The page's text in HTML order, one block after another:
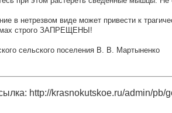
в нетрезвом виде может привести к
строго ЗАПРЕЩЕНЫ!
сельского поселения В. В. Мартыненко
http://krasnokutskoe.ru/admin/pb/